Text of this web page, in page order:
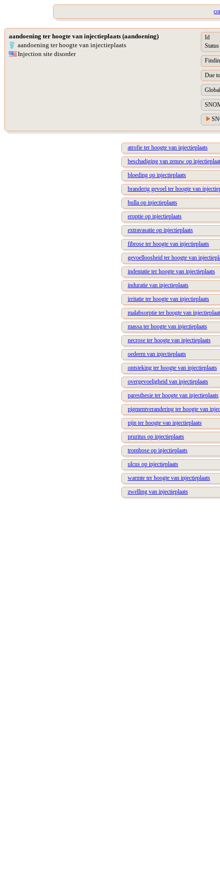
aandoening ter hoogte van injectieplaats (aandoening)
aandoening ter hoogte van injectieplaats
Injection site disorder
Id
Status
Due to
atrofie ter hoogte van injectieplaats
beschadiging van zenuw op
bloeding op injectieplaats
branderig gevoel ter hoogte van
bulla op injectieplaats
eruptie op injectieplaats
extravasatie op injectieplaats
fibrose ter hoogte van injectieplaats
gevoelloosheid ter hoogte van
indentatie ter hoogte van injectieplaats
induratie van injectieplaats
irritatie ter hoogte van injectieplaats
malabsorptie ter hoogte van
massa ter hoogte van injectieplaats
necrose ter hoogte van injectieplaats
oedeem van injectieplaats
ontsteking ter hoogte van injectieplaats
overgevoeligheid van injectieplaats
paresthesie ter hoogte van injectieplaats
pigmentverandering ter hoogte van
pijn ter hoogte van injectieplaats
pruritus op injectieplaats
trombose op injectieplaats
ulcus op injectieplaats
warmte ter hoogte van injectieplaats
zwelling van injectieplaats